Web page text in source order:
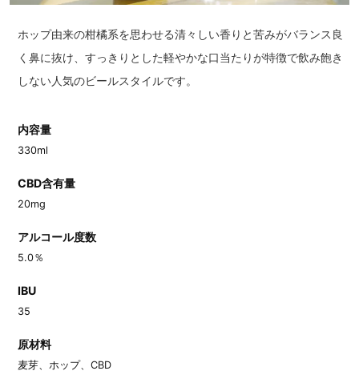
ホップ由来の柑橘系を思わせる清々しい香りと苦みがバランス良
く鼻に抜け、すっきりとした軽やかな口当たりが特徴で飲み飽き
しない人気のビールスタイルです。
内容量
330ml
CBD含有量
20mg
アルコール度数
5.0％
IBU
35
原材料
麦芽、ホップ、CBD